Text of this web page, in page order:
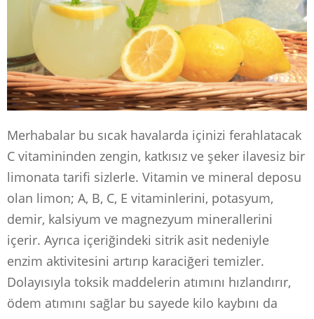
Merhabalar bu sıcak havalarda içinizi ferahlatacak
C vitamininden zengin, katkısız ve şeker ilavesiz bir
limonata tarifi sizlerle. Vitamin ve mineral deposu
olan limon; A, B, C, E vitaminlerini, potasyum,
demir, kalsiyum ve magnezyum minerallerini
içerir. Ayrıca içeriğindeki sitrik asit nedeniyle
enzim aktivitesini artırıp karaciğeri temizler.
Dolayısıyla toksik maddelerin atımını hızlandırır,
ödem atımını sağlar bu sayede kilo kaybını da